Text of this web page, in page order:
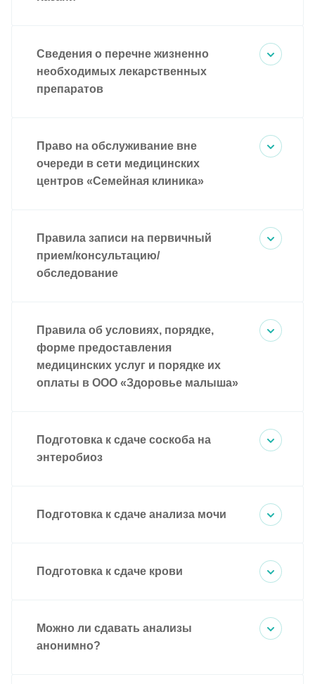
Сведения о перечне жизненно
необходимых лекарственных
препаратов
Право на обслуживание вне
очереди в сети медицинских
центров «Семейная клиника»
Правила записи на первичный
прием/консультацию/
обследование
Правила об условиях, порядке,
форме предоставления
медицинских услуг и порядке их
оплаты в ООО «Здоровье малыша»
Подготовка к сдаче соскоба на
энтеробиоз
Подготовка к сдаче анализа мочи
Подготовка к сдаче крови
Можно ли сдавать анализы
анонимно?